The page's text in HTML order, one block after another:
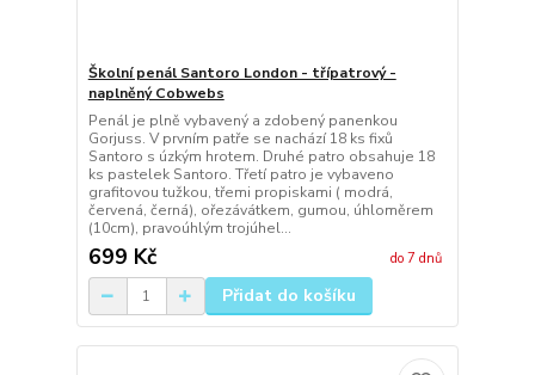
Školní penál Santoro London - třípatrový -
naplněný Cobwebs
Penál je plně vybavený a zdobený panenkou
Gorjuss. V prvním patře se nachází 18 ks fixů
Santoro s úzkým hrotem. Druhé patro obsahuje 18
ks pastelek Santoro. Třetí patro je vybaveno
grafitovou tužkou, třemi propiskami ( modrá,
červená, černá), ořezávátkem, gumou, úhloměrem
(10cm), pravoúhlým trojúhel...
699 Kč do 7 dnů
Přidat do košíku